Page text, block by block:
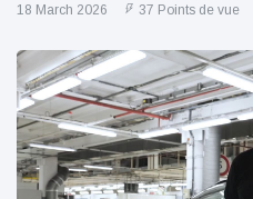
18 March 2026 37 Points de vue